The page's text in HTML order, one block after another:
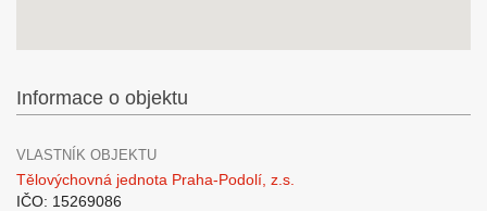
Informace o objektu
VLASTNÍK OBJEKTU
Tělovýchovná jednota Praha-Podolí, z.s.
IČO: 15269086